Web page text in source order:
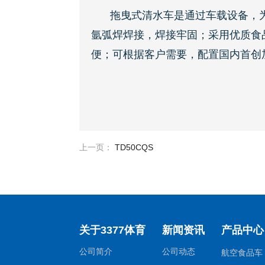
拖曳式清水车是通过车载设备，
氩弧焊焊接，焊接牢固；采用优质
便；可根据客户需要，配置国内首
上一页：TD50CQS
关于3377体育
公司简介
新闻资讯
公司动态
产品中心
航空食品车